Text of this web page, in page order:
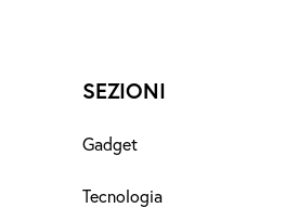
SEZIONI
Gadget
Tecnologia